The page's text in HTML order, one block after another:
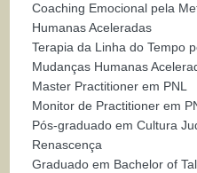
Coaching Emocional pela
Humanas Aceleradas
Terapia da Linha do Tempo
Mudanças Humanas
Master Practitioner em PNL
Monitor de Practitioner em
Pós-graduado em Cultura
Renascença
Graduado em Bachelor of